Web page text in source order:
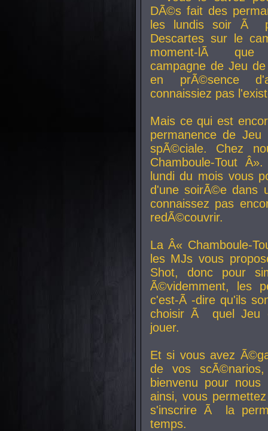
DÃ©s fait des
les lundis soir Ã
Descartes sur le
moment-lÃ que
campagne de Jeu
en prÃ©sence
connaissiez pas
Mais ce qui est
permanence de
spÃ©ciale. Chez
Chamboule-Tout
lundi du mois vous
d'une soirÃ©e dans
connaissez pas
redÃ©couvrir.
La Â« Chamboule-
les MJs vous
Shot, donc pour
Ã©videmment, les
c'est-Ã -dire qu'ils
choisir Ã quel Jeu
jouer.
Et si vous avez
de vos
bienvenu pour
ainsi, vous
s'inscrire Ã la
temps.